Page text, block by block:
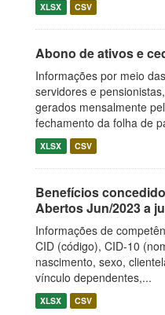
XLSX CSV
Abono de ativos e
Informações por meio
servidores e
gerados mensalmente
fechamento da folha de
XLSX CSV
Benefícios
Abertos Jun/2023 a
Informações de
CID (código), CID-10
nascimento, sexo,
vínculo dependentes,...
XLSX CSV